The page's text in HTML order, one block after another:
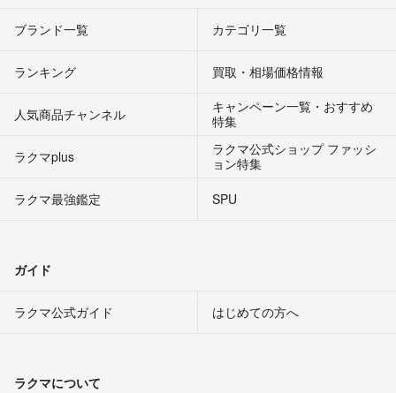
ブランド一覧 カテゴリ一覧
ランキング 買取・相場価格情報
人気商品チャンネル
キャンペーン一覧・おすすめ
特集
ラクマplus
ラクマ公式ショップ ファッシ
ョン特集
ラクマ最強鑑定
SPU
ガイド
ラクマ公式ガイド はじめての方へ
ラクマについて